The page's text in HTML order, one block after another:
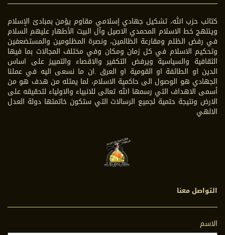
كتائب حزب الله، تشكيل جهادي إسلامي مقاوم يؤمن بمبادئ الإسلام
وينتهج خط الاسلام المحمدي الاصيل وآل البيت الأطهار عليهم السلام
في رفض الظلم ومقارعة الظالمين، ونصرة المظلومين والمستضعفين
وتحكيم الاسلام في كل زمان ومكان وفي مختلف المجالات بما فيها
الثقافية والسياسية ويرفض التكفير والاقصاء والتمييز على اساس
الدين او الطائفة او القومية او العرق .ان ما نسعى اليه في عملنا
الجهادي هو الوصول الى حاكمية الاسلام، لما يمثله من هدف هو من
أسمى الاهداف التي رسمها الله تعالى للانبياء والاولياء لتحقيقه على
الارض ونتيجة حتمية لجميع الرسالات التي ستكون خاتمتها دولة العدل
الالهي
التواصل معنا
الاسم